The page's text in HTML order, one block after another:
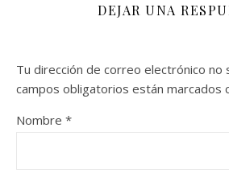
DEJAR UNA
Tu dirección de correo electrónico no
campos obligatorios están marcados
Nombre *